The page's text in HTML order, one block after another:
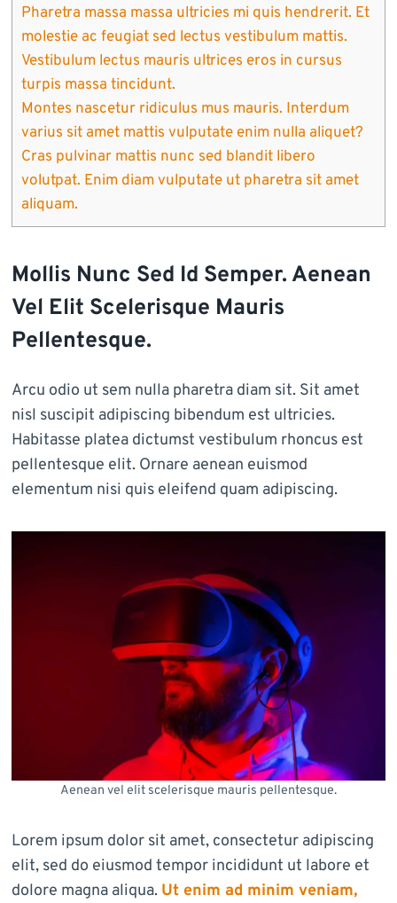
Pharetra massa massa ultricies mi quis hendrerit. Et
molestie ac feugiat sed lectus vestibulum mattis.
Vestibulum lectus mauris ultrices eros in cursus
turpis massa tincidunt.
Montes nascetur ridiculus mus mauris. Interdum
varius sit amet mattis vulputate enim nulla aliquet?
Cras pulvinar mattis nunc sed blandit libero
volutpat. Enim diam vulputate ut pharetra sit amet
aliquam.
Mollis Nunc Sed Id Semper. Aenean
Vel Elit Scelerisque Mauris
Pellentesque.
Arcu odio ut sem nulla pharetra diam sit. Sit amet
nisl suscipit adipiscing bibendum est ultricies.
Habitasse platea dictumst vestibulum rhoncus est
pellentesque elit. Ornare aenean euismod
elementum nisi quis eleifend quam adipiscing.
Aenean vel elit scelerisque mauris pellentesque.
Lorem ipsum dolor sit amet, consectetur adipiscing
elit, sed do eiusmod tempor incididunt ut labore et
dolore magna aliqua. Ut enim ad minim veniam,